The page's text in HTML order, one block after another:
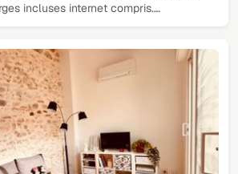
incluses internet compris.…